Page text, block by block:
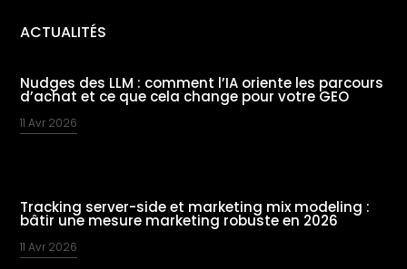
ACTUALITÉS
Nudges des LLM : comment l’IA oriente les parcours
d’achat et ce que cela change pour votre GEO
11 Avr 2026
Tracking server-side et marketing mix modeling :
bâtir une mesure marketing robuste en 2026
11 Avr 2026